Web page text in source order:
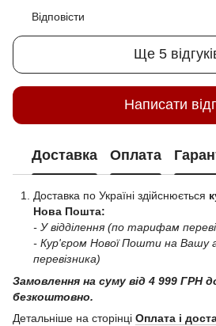
Відповісти
Ще 5
Написати
Доставка Оплата
Доставка по Україні здійснюється
Нова Пошта:
- У відділення (по тарифам
- Кур'єром Нової Пошти на Вашу
перевізника)
Замовлення на суму від 4 999 ГРН
безкоштовно.
Детальніше на сторінці Оплата і